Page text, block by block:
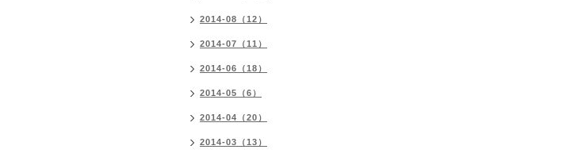
2014-08（12）
2014-07（11）
2014-06（18）
2014-05（6）
2014-04（20）
2014-03（13）